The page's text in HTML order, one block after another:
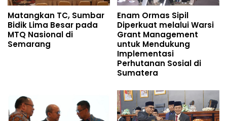
Matangkan TC, Sumbar
Bidik Lima Besar pada
MTQ Nasional di
Semarang
Enam Ormas Sipil
Diperkuat melalui Warsi
Grant Management
untuk Mendukung
Implementasi
Perhutanan Sosial di
Sumatera